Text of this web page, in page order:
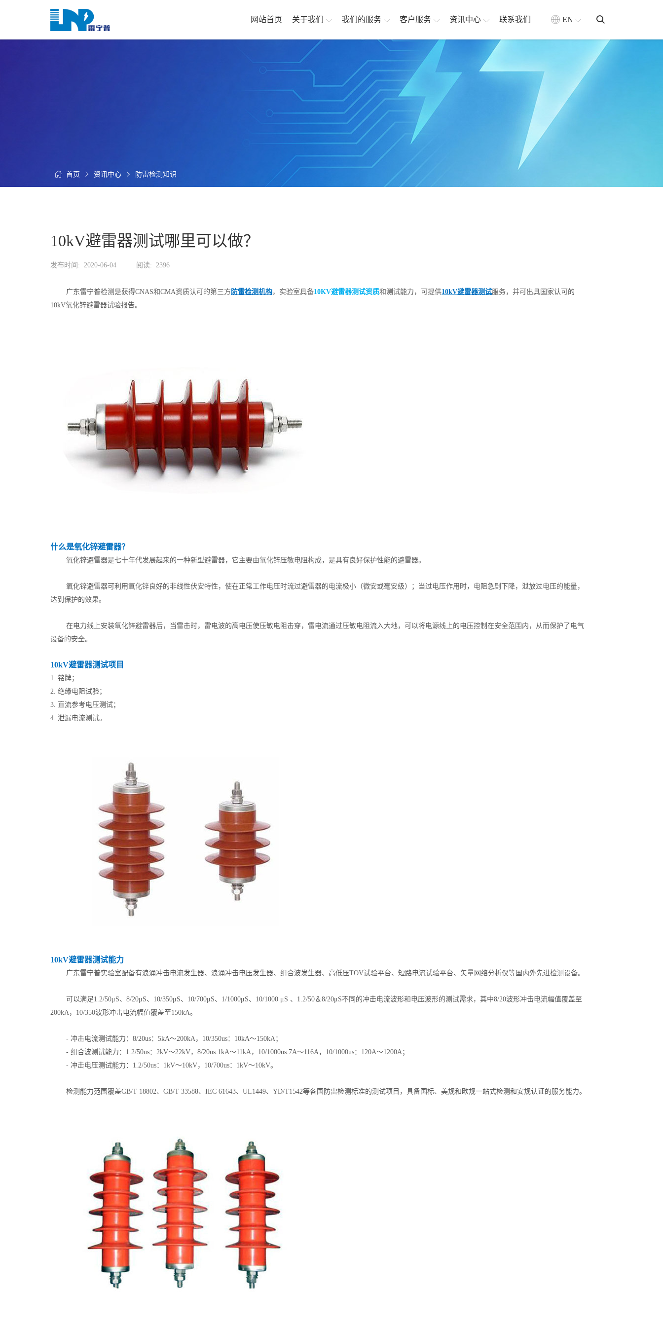
网站首页 关于我们 我们的服务 客户服务 资讯中心 联系我们 EN
首页 资讯中心 防雷检测知识
10kV避雷器测试哪里可以做？
发布时间: 2020-06-04 阅读: 2396
广东雷宁普检测是获得CNAS和CMA资质认可的第三方 防雷检测机构，实验室具备10KV避雷器测试资质和测试能力，可提供10kV避雷器测试服务，并可出具国家认可的
10kV氧化锌避雷器试验报告。
什么是氧化锌避雷器？
氧化锌避雷器是七十年代发展起来的一种新型避雷器，它主要由氧化锌压敏电阻构成，是具有良好保护性能的避雷器。
氧化锌避雷器可利用氧化锌良好的非线性伏安特性，使在正常工作电压时流过避雷器的电流极小（微安或毫安级）；当过电压作用时，电阻急剧下降，泄放过电压的能量，
达到保护的效果。
在电力线上安装氧化锌避雷器后，当雷击时，雷电波的高电压使压敏电阻击穿，雷电流通过压敏电阻流入大地，可以将电源线上的电压控制在安全范围内，从而保护了电气
设备的安全。
10kV避雷器测试项目
1. 铭牌；
2. 绝缘电阻试验；
3. 直流参考电压测试；
4. 泄漏电流测试。
10kV避雷器测试能力
广东雷宁普实验室配备有浪涌冲击电流发生器、浪涌冲击电压发生器、组合波发生器、高低压TOV试验平台、短路电流试验平台、矢量网络分析仪等国内外先进检测设备。
可以满足1.2/50μS、8/20μS、10/350μS、10/700μS、1/1000μS、10/1000 μS 、1.2/50＆8/20μS不同的冲击电流波形和电压波形的测试需求，其中8/20波形冲击电流幅值覆盖至
200kA，10/350波形冲击电流幅值覆盖至150kA。
- 冲击电流测试能力：8/20us：5kA～200kA，10/350us：10kA～150kA；
- 组合波测试能力：1.2/50us：2kV～22kV，8/20us:1kA～11kA，10/1000us:7A～116A，10/1000us：120A～1200A；
- 冲击电压测试能力：1.2/50us：1kV～10kV，10/700us：1kV～10kV。
检测能力范围覆盖GB/T 18802、GB/T 33588、IEC 61643、UL1449、YD/T1542等各国防雷检测标准的测试项目，具备国标、美规和欧规一站式检测和安规认证的服务能力。
站
心